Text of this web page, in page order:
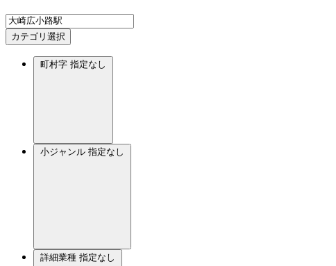
カテゴリ選択
町村字 指定なし
小ジャンル 指定なし
詳細業種 指定なし